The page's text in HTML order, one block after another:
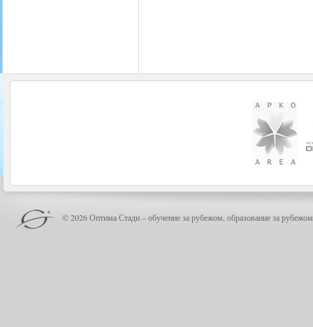
© 2026 Оптима Стади – обучение за рубежом, образование за